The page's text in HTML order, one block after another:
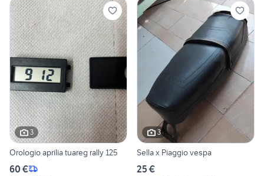
3
Orologio aprilia tuareg rally 125
60 €
3
Sella x Piaggio vespa
25 €